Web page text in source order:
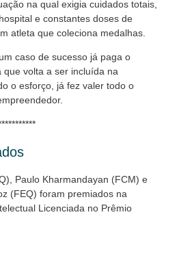
na qual exigia cuidados totais,
e constantes doses de
atleta que coleciona medalhas.
caso de sucesso já paga o
que volta a ser incluída na
o esforço, já fez valer todo o
Paulo Kharmandayan (FCM) e
(FEQ) foram premiados na
Licenciada no Prêmio